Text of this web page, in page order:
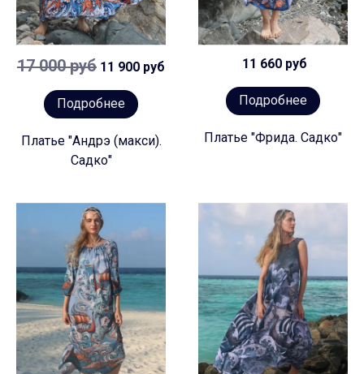
17 000 руб 11 900 руб
Подробнее
Платье "Андрэ (макси).
Садко"
11 660 руб
Подробнее
Платье "Фрида. Садко"